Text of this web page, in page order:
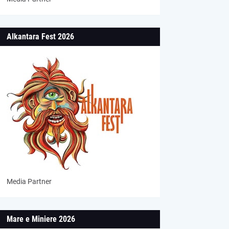
Alkantara Fest 2026
Media Partner
Mare e Miniere 2026